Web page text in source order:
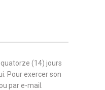
(14) jours
Pour exercer son
par e-mail.